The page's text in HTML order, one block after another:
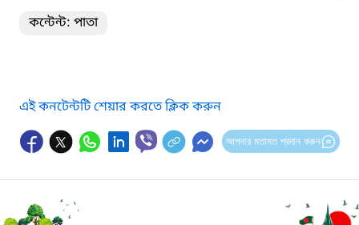
কন্টেন্ট: পাতা
এই কনটেন্টটি শেয়ার করতে ক্লিক করুন
আপনার মতামত প্রদান করুন